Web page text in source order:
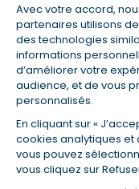
Avec votre accord,
partenaires utilisons
des technologies
informations
d’améliorer votre
audience, et de vous
personnalisés.
En cliquant sur «
cookies analytiques et
vous pouvez
vous cliquez sur
(1) Taux fixe national hors
(2) Économie de 65 %
457,23 € à 0,90 % sur
100 % (décès, PTIA, IPP,
salariée non cadre assurée
ans et non-fumeur, tous
14/07/2019, coût de
en moyenne contre 64,60
Empruntis.com (TAEA :
(3) Taux minimum pour un
5 000 et 20 000 euros,